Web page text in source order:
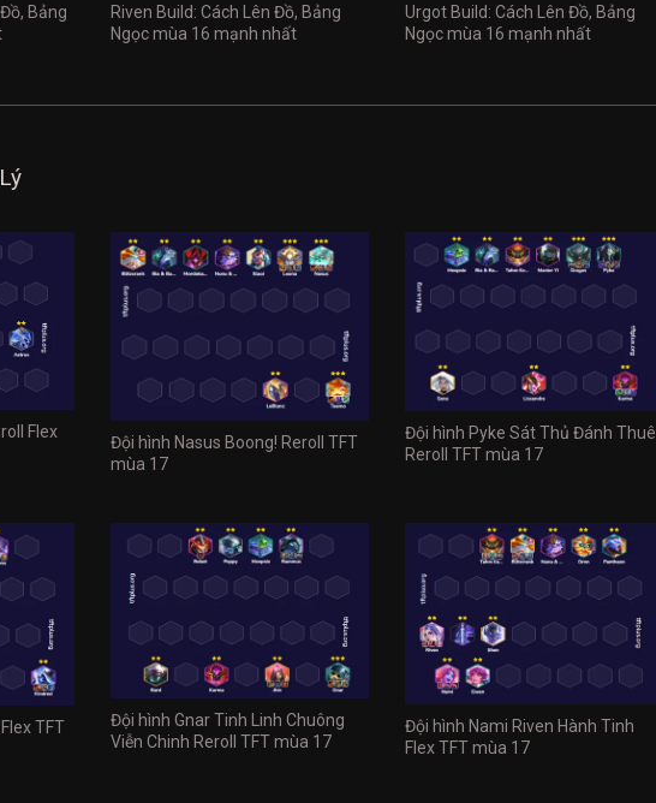
Bảng
Riven Build: Cách Lên Đồ, Bảng
Ngọc mùa 16 mạnh nhất
Urgot Build: Cách Lên Đồ, Bảng
Ngọc mùa 16 mạnh nhất
Flex
Đội hình Nasus Boong! Reroll TFT
mùa 17
Đội hình Pyke Sát Thủ Đánh Thuê
Reroll TFT mùa 17
TFT
Đội hình Gnar Tinh Linh Chuông
Viễn Chinh Reroll TFT mùa 17
Đội hình Nami Riven Hành Tinh
Flex TFT mùa 17